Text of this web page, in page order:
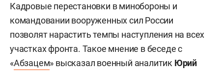
Кадровые перестановки в минобороны и
командовании вооруженных сил России
позволят нарастить темпы наступления на всех
участках фронта. Такое мнение в беседе с
«Абзацем» высказал военный аналитик Юрий